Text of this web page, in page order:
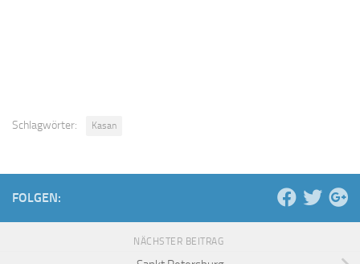
Schlagwörter: Kasan
FOLGEN:
NÄCHSTER BEITRAG